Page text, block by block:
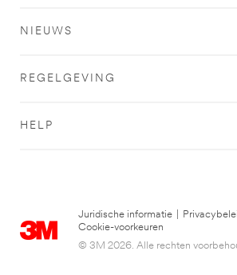
NIEUWS
REGELGEVING
HELP
Juridische informatie
Cookie-voorkeuren
© 3M 2026. Alle rechten